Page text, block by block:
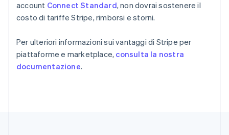
account Connect Standard, non dovrai sostenere il
costo di tariffe Stripe, rimborsi e storni.
Per ulteriori informazioni sui vantaggi di Stripe per
piattaforme e marketplace, consulta la nostra
documentazione.
日本語English
English
Grecia